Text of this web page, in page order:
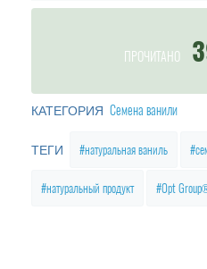
ПРОЧИТАНО
КАТЕГОРИЯ Семена ванили
ТЕГИ натуральная ваниль
натуральный продукт Opt